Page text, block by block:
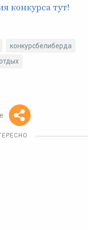
конкурса тут!
конкурсбелиберда
отдых